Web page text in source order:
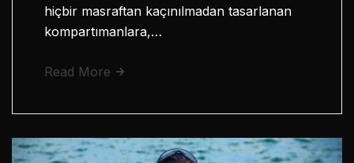
hiçbir masraftan kaçınılmadan tasarlanan
kompartımanlara,…
Read More